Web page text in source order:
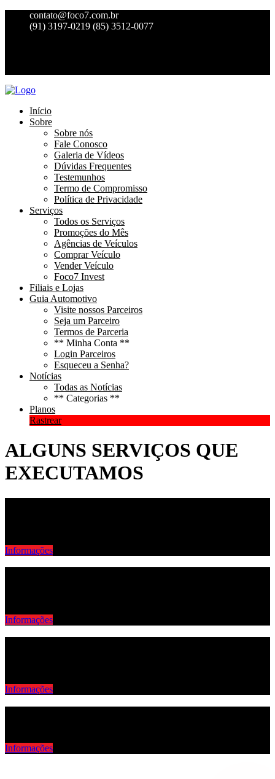
contato@foco7.com.br
(91) 3197-0219 (85) 3512-0077
Início
Sobre
Sobre nós
Fale Conosco
Galeria de Vídeos
Dúvidas Frequentes
Testemunhos
Termo de Compromisso
Política de Privacidade
Serviços
Todos os Serviços
Promoções do Mês
Agências de Veículos
Comprar Veículo
Vender Veículo
Foco7 Invest
Filiais e Lojas
Guia Automotivo
Visite nossos Parceiros
Seja um Parceiro
Termos de Parceria
** Minha Conta **
Login Parceiros
Esqueceu a Senha?
Notícias
Todas as Notícias
** Categorias **
Planos
Rastrear
ALGUNS SERVIÇOS QUE
EXECUTAMOS
Informações
Informações
Informações
Informações